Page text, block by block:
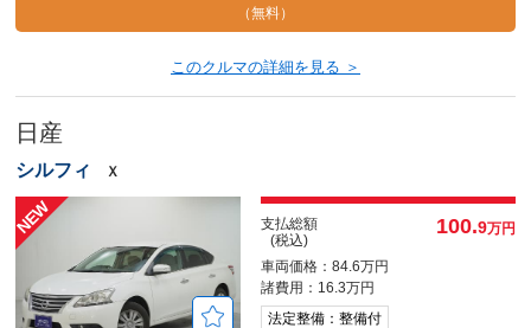
（無料）
このクルマの詳細を見る ＞
日産
シルフィ Ｘ
支払総額
(税込)
100.9万円
車両価格：84.6万円
諸費用：16.3万円
法定整備：整備付